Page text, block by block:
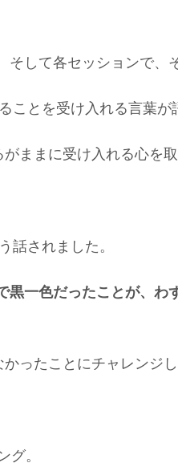
して各セッションで、
とを受け入れる言葉が
ままに受け入れる心を
話されました。
黒一色だったことが、
ったことにチャレンジ
グ。